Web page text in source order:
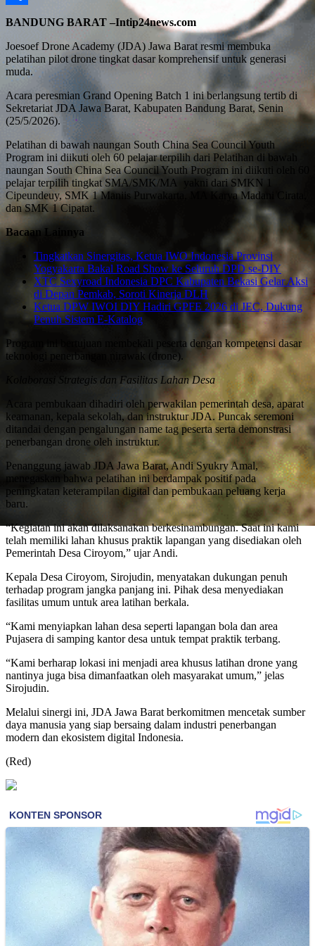
Share
BANDUNG BARAT –Intip24news.com
Joesoef Drone Academy (JDA) Jawa Barat resmi membuka
pelatihan pilot drone tingkat dasar komprehensif untuk generasi
muda.
Acara peresmian Grand Opening Batch 1 ini berlangsung tertib di
Sekretariat JDA Jawa Barat, Kabupaten Bandung Barat, Senin
(25/5/2026).
Pelatihan di bawah naungan South China Sea Council Youth
Program ini diikuti oleh 60 pelajar terpilih dari Pelatihan di bawah
naungan South China Sea Council Youth Program ini diikuti oleh 60
pelajar terpilih tingkat SMA/SMK/MA yakni dari SMKN 1
Cipeundeuy, SMK 1 Maniis Purwakarta, MA Karya Madani Cirata,
dan SMK 1 Cipatat.
Bacaan Lainnya
Tingkatkan Sinergitas, Ketua IWO Indonesia Provinsi
Yogyakarta Bakal Road Show ke Seluruh DPD se-DIY
XTC Sexyroad Indonesia DPC Kabupaten Bekasi Gelar Aksi
di Depan Pemkab, Soroti Kinerja DLH
Ketua DPW IWOI DIY Hadiri GPFE 2026 di JEC, Dukung
Penuh Sistem E-Katalog
Program ini bertujuan membekali peserta dengan kompetensi dasar
teknologi penerbangan nirawak (drone).
Kolaborasi Strategis dan Fasilitas Lahan Desa
Acara pembukaan dihadiri oleh perwakilan pemerintah desa, aparat
keamanan, kepala sekolah, dan instruktur JDA. Puncak seremoni
ditandai dengan pengalungan name tag peserta serta demonstrasi
penerbangan drone oleh instruktur.
Penanggung jawab JDA Jawa Barat, Andi Syukry Amal,
menegaskan bahwa pelatihan ini berdampak positif pada
peningkatan keterampilan digital dan pembukaan peluang kerja
baru.
“Kegiatan ini akan dilaksanakan berkesinambungan. Saat ini kami
telah memiliki lahan khusus praktik lapangan yang disediakan oleh
Pemerintah Desa Ciroyom,” ujar Andi.
Kepala Desa Ciroyom, Sirojudin, menyatakan dukungan penuh
terhadap program jangka panjang ini. Pihak desa menyediakan
fasilitas umum untuk area latihan berkala.
“Kami menyiapkan lahan desa seperti lapangan bola dan area
Pujasera di samping kantor desa untuk tempat praktik terbang.
“Kami berharap lokasi ini menjadi area khusus latihan drone yang
nantinya juga bisa dimanfaatkan oleh masyarakat umum,” jelas
Sirojudin.
Melalui sinergi ini, JDA Jawa Barat berkomitmen mencetak sumber
daya manusia yang siap bersaing dalam industri penerbangan
modern dan ekosistem digital Indonesia.
(Red)